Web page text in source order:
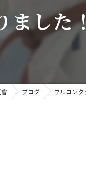
ました
會 ブログ フルコンタ